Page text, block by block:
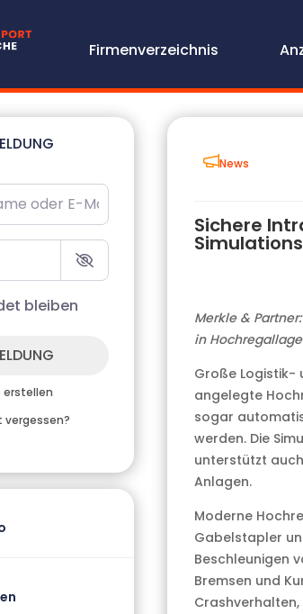
Firmenverzeichnis
oder E-Mail-Adresse
bleiben
erstellen
vergessen?
News
Sichere
Merkle &
in
Große Logistik-
angelegte
sogar
werden. Die
unterstützt
Anlagen.
Moderne
Gabelstapler
Beschleunigen
Bremsen und